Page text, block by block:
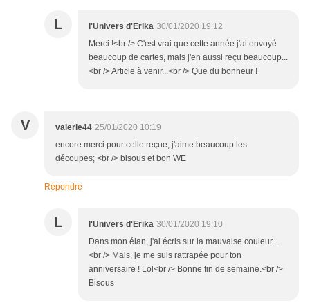
L l'Univers d'Erika 30/01/2020 19:12
Merci !<br /> C'est vrai que cette année j'ai envoyé
beaucoup de cartes, mais j'en aussi reçu beaucoup...
<br /> Article à venir...<br /> Que du bonheur !
V valerie44 25/01/2020 10:19
encore merci pour celle reçue; j'aime beaucoup les
découpes; <br /> bisous et bon WE
Répondre
L l'Univers d'Erika 30/01/2020 19:10
Dans mon élan, j'ai écris sur la mauvaise couleur...
<br /> Mais, je me suis rattrapée pour ton
anniversaire ! Lol<br /> Bonne fin de semaine.<br />
Bisous